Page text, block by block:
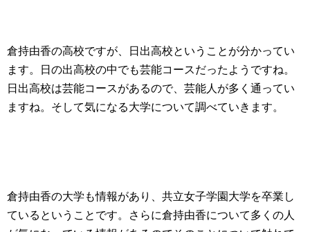
倉持由香の高校ですが、日出高校ということが分かってい
ます。日の出高校の中でも芸能コースだったようですね。
日出高校は芸能コースがあるので、芸能人が多く通ってい
ますね。そして気になる大学について調べていきます。
倉持由香の大学も情報があり、共立女子学園大学を卒業し
ているということです。さらに倉持由香について多くの人